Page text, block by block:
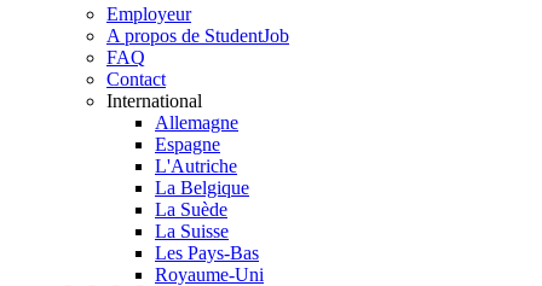
Employeur
A propos de StudentJob
FAQ
Contact
International
Allemagne
Espagne
L'Autriche
La Belgique
La Suède
La Suisse
Les Pays-Bas
Royaume-Uni